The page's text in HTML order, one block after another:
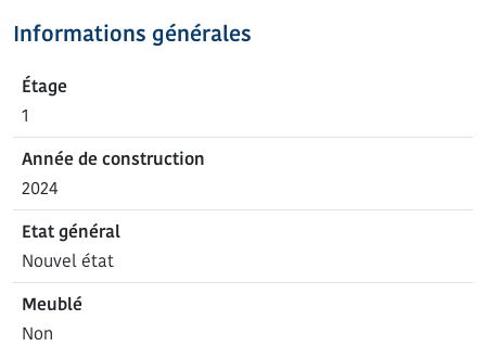
Informations générales
Étage
1
Année de construction
2024
Etat général
Nouvel état
Meublé
Non